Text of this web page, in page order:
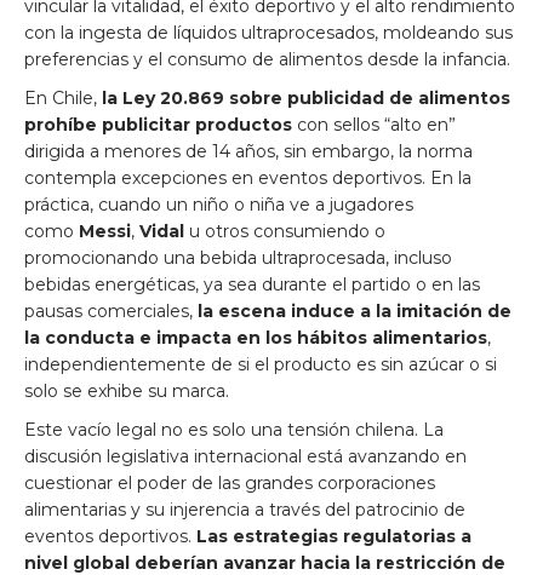
vincular la vitalidad, el éxito deportivo y el alto rendimiento
con la ingesta de líquidos ultraprocesados, moldeando sus
preferencias y el consumo de alimentos desde la infancia.
En Chile, la Ley 20.869 sobre publicidad de alimentos
prohíbe publicitar productos con sellos “alto en”
dirigida a menores de 14 años, sin embargo, la norma
contempla excepciones en eventos deportivos. En la
práctica, cuando un niño o niña ve a jugadores
como Messi, Vidal u otros consumiendo o
promocionando una bebida ultraprocesada, incluso
bebidas energéticas, ya sea durante el partido o en las
pausas comerciales, la escena induce a la imitación de
la conducta e impacta en los hábitos alimentarios,
independientemente de si el producto es sin azúcar o si
solo se exhibe su marca.
Este vacío legal no es solo una tensión chilena. La
discusión legislativa internacional está avanzando en
cuestionar el poder de las grandes corporaciones
alimentarias y su injerencia a través del patrocinio de
eventos deportivos. Las estrategias regulatorias a
nivel global deberían avanzar hacia la restricción de